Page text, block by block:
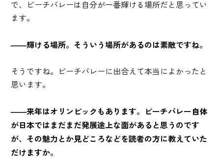
で、ビーチバレーは自分が一番輝ける場所だと思ってい
ます。
――輝ける場所。そういう場所があるのは素敵ですね。
そうですね。ビーチバレーに出合えて本当によかったと
思います。
――来年はオリンピックもあります。ビーチバレー自体
が日本ではまだまだ発展途上な面があると思うのです
が、その魅力とか見どころなどを読者の方に教えていた
だけますか。